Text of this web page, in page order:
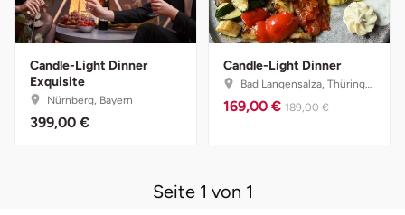
Candle-Light Dinner
Exquisite
Nürnberg, Bayern
399,00 €
Candle-Light Dinner
Bad Langensalza, Thüringen
169,00 € 189,00 €
Seite 1 von 1
Calw
Chemnitz
Cloppenburg
Pirna
Riesa
Ruhrgebiet
Unterwellenborn
Weimar
Weißenfels